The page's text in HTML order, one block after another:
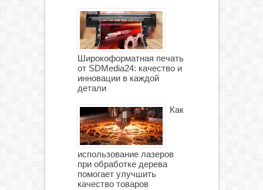
Широкоформатная печать
от SDMedia24: качество и
инновации в каждой
детали
Как
использование лазеров
при обработке дерева
помогает улучшить
качество товаров